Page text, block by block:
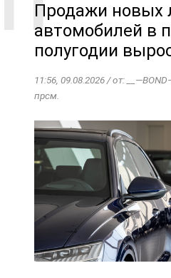
Продажи новых
автомобилей в
полугодии
11:56, 09.08.2026 / от:
прсм.